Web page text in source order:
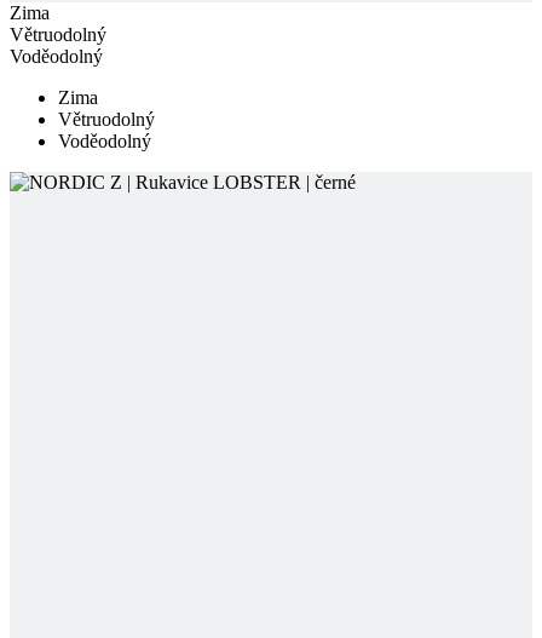
Zima
Větruodolný
Voděodolný
Zima
Větruodolný
Voděodolný